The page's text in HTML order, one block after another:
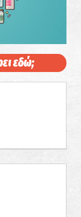
εδώ;